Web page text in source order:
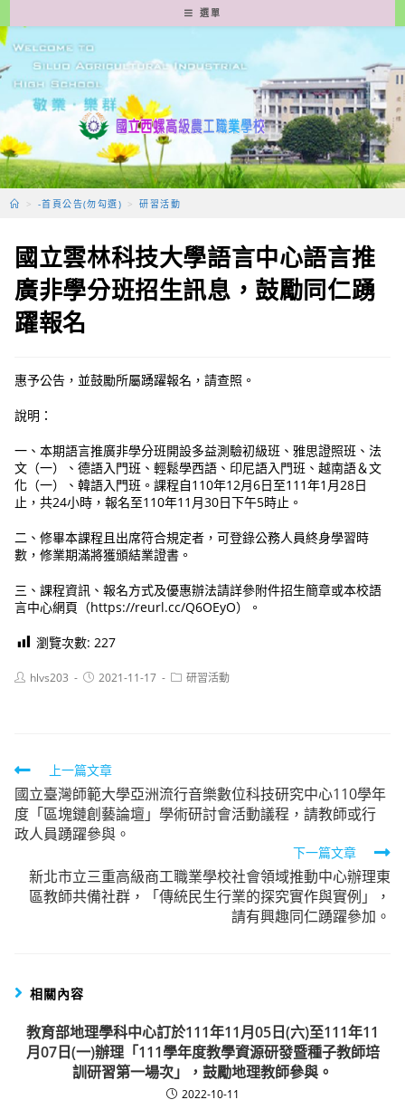
轉
至
要
容
選單
> -首頁公告(勿勾選) > 研習活動
國立雲林科技大學語言中心語言推
廣非學分班招生訊息，鼓勵同仁踴
躍報名
惠予公告，並鼓勵所屬踴躍報名，請查照。
說明：
一、本期語言推廣非學分班開設多益測驗初級班、雅思證照班、法
文（一）、德語入門班、輕鬆學西語、印尼語入門班、越南語＆文
化（一）、韓語入門班。課程自110年12月6日至111年1月28日
止，共24小時，報名至110年11月30日下午5時止。
二、修畢本課程且出席符合規定者，可登錄公務人員終身學習時
數，修業期滿將獲頒結業證書。
三、課程資訊、報名方式及優惠辦法請詳參附件招生簡章或本校語
言中心網頁（https://reurl.cc/Q6OEyO）。
瀏覽次數: 227
Posthlvs203
Post2021-11-17
Post研習活動
Read
more
articles
上一篇文章
國立臺灣師範大學亞洲流行音樂數位科技研究中心110學年
度「區塊鏈創藝論壇」學術研討會活動議程，請教師或行
政人員踴躍參與。
下一篇文章
新北市立三重高級商工職業學校社會領域推動中心辦理東
區教師共備社群，「傳統民生行業的探究實作與實例」，
請有興趣同仁踴躍參加。
相關內容
教育部地理學科中心訂於111年11月05日(六)至111年11
月07日(一)辦理「111學年度教學資源研發暨種子教師培
訓研習第一場次」，鼓勵地理教師參與。
2022-10-11